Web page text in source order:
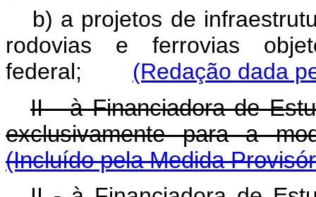
b) a projetos de
rodovias e ferrovias
federal; (Redação dada
II - à Financiadora de
exclusivamente para a
(Incluído pela Medida